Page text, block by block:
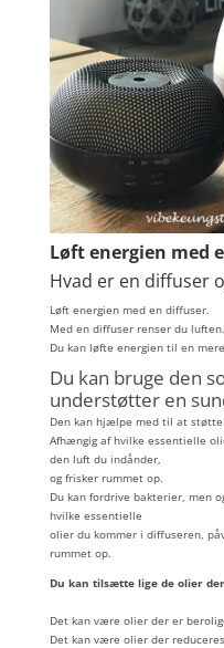
Løft energien med
Hvad er en diffuser
Løft energien med en diffuser.
Med en diffuser renser du luften.
Du kan løfte energien til en
Du kan bruge den
understøtter en
Den kan hjælpe med til at
Afhængig af hvilke essentielle
den luft du indånder,
og frisker rummet op.
Du kan fordrive bakterier, men
hvilke essentielle
olier du kommer i diffuseren,
rummet op.
Du kan tilsætte lige de olier
Det kan være olier der er
Det kan være olier der